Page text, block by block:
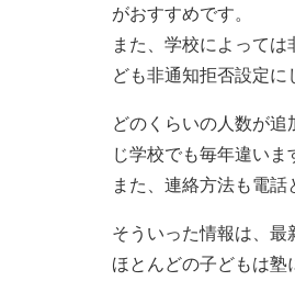
がおすすめです。
また、学校によって
ども非通知拒否設定に
どのくらいの人数が
じ学校でも毎年違いま
また、連絡方法も電話
そういった情報は、最
ほとんどの子どもは塾